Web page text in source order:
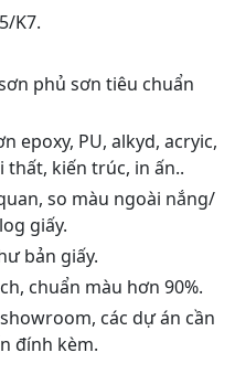
K7.
phủ sơn tiêu chuẩn
epoxy, PU, alkyd, acryic,
kiến trúc, in ấn..
so màu ngoài nắng/
giấy.
bản giấy.
chuẩn màu hơn 90%.
các dự án cần
đính kèm.